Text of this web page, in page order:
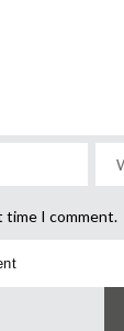
time I comment.